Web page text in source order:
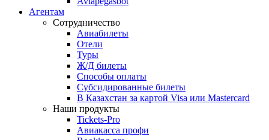
Агентам
Сотрудничество
Авиабилеты
Отели
Туры
Ж/Д билеты
Способы оплаты
Субсидированные билеты
В Казахстан за картой Visa или Masterсard
Наши продукты
Tickets-Pro
Авиакасса профи